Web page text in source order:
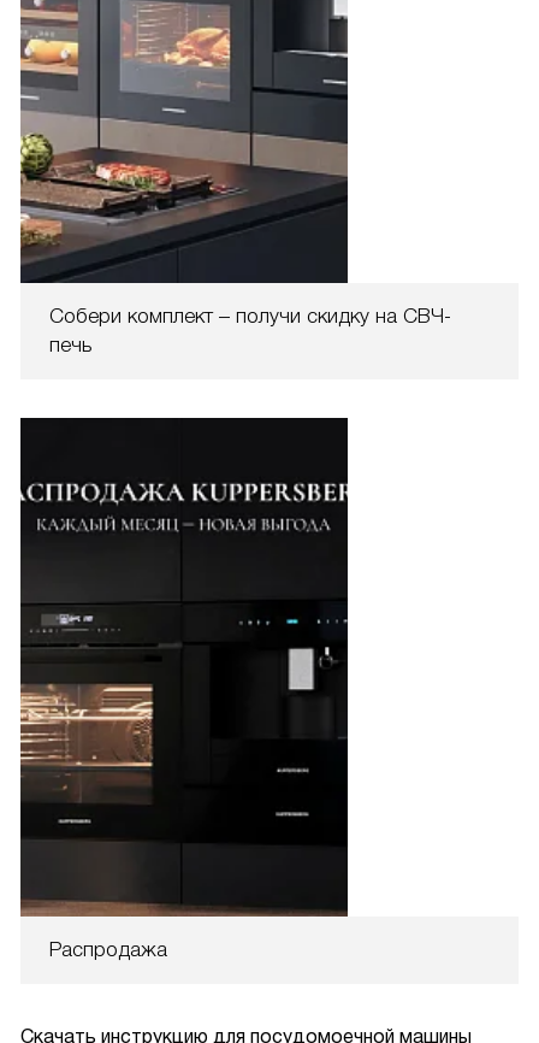
Собери комплект – получи скидку на СВЧ-
печь
Распродажа
Скачать инструкцию для посудомоечной машины